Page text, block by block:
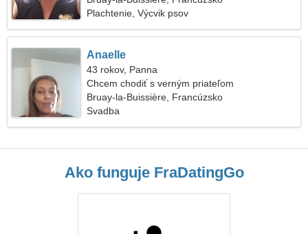
Plachtenie, Výcvik psov
Anaelle
43 rokov, Panna
Chcem chodiť s verným priateľom
Bruay-la-Buissière, Francúzsko
Svadba
Ako funguje FraDatingGo